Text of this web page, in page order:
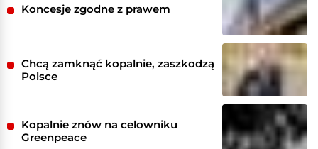
Koncesje zgodne z prawem
Chcą zamknąć kopalnie, zaszkodzą
Polsce
Kopalnie znów na celowniku
Greenpeace